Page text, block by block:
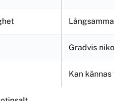
Gradvis
Kan